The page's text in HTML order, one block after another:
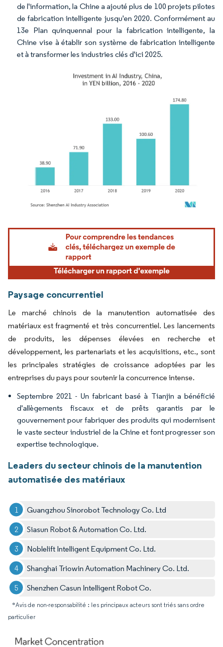
de l'information, la Chine a ajouté plus de 100 projets pilotes
de fabrication intelligente jusqu'en 2020. Conformément au
13e Plan quinquennal pour la fabrication intelligente, la
Chine vise à établir son système de fabrication intelligente
et à transformer les industries clés d'ici 2025.
Image © Mordor Intelligence. La réutilisation nécessite une attribution sous CC BY
Paysage concurrentiel
Le marché chinois de la manutention automatisée des
matériaux est fragmenté et très concurrentiel. Les lancements
de produits, les dépenses élevées en recherche et
développement, les partenariats et les acquisitions, etc., sont
les principales stratégies de croissance adoptées par les
entreprises du pays pour soutenir la concurrence intense.
Septembre 2021 - Un fabricant basé à Tianjin a bénéficié
d'allègements fiscaux et de prêts garantis par le
gouvernement pour fabriquer des produits qui modernisent
le vaste secteur industriel de la Chine et font progresser son
expertise technologique.
Leaders du secteur chinois de la manutention
automatisée des matériaux
Guangzhou Sinorobot Technology Co. Ltd
Siasun Robot & Automation Co. Ltd.
Noblelift Intelligent Equipment Co. Ltd.
Shanghai Triowin Automation Machinery Co. Ltd.
Shenzhen Casun Intelligent Robot Co.
*Avis de non-responsabilité : les principaux acteurs sont triés sans ordre
particulier